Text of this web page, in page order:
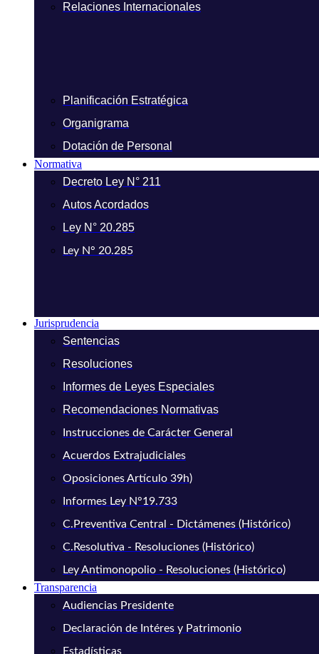
Relaciones Internacionales
Planificación Estratégica
Organigrama
Dotación de Personal
Normativa
Decreto Ley N° 211
Autos Acordados
Ley N° 20.285
Ley N° 20.285
Jurisprudencia
Sentencias
Resoluciones
Informes de Leyes Especiales
Recomendaciones Normativas
Instrucciones de Carácter General
Acuerdos Extrajudiciales
Oposiciones Artículo 39h)
Informes Ley N°19.733
C.Preventiva Central - Dictámenes (Histórico)
C.Resolutiva - Resoluciones (Histórico)
Ley Antimonopolio - Resoluciones (Histórico)
Transparencia
Audiencias Presidente
Declaración de Intéres y Patrimonio
Estadísticas